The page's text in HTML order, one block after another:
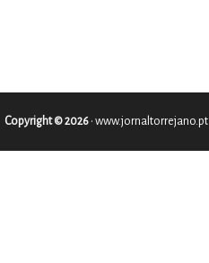
Copyright © 2026 • www.jornaltorrejano.pt